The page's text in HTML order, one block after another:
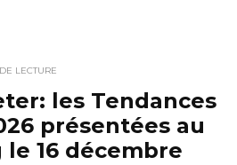
LECTURE
les Tendances
présentées au
16 décembre